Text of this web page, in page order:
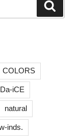
COLORS
Da-iCE
natural
inds.